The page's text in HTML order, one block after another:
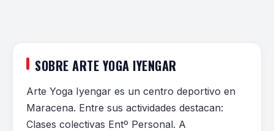
SOBRE ARTE YOGA IYENGAR
Arte Yoga Iyengar es un centro deportivo en
Maracena. Entre sus actividades destacan:
Clases colectivas Entº Personal. A